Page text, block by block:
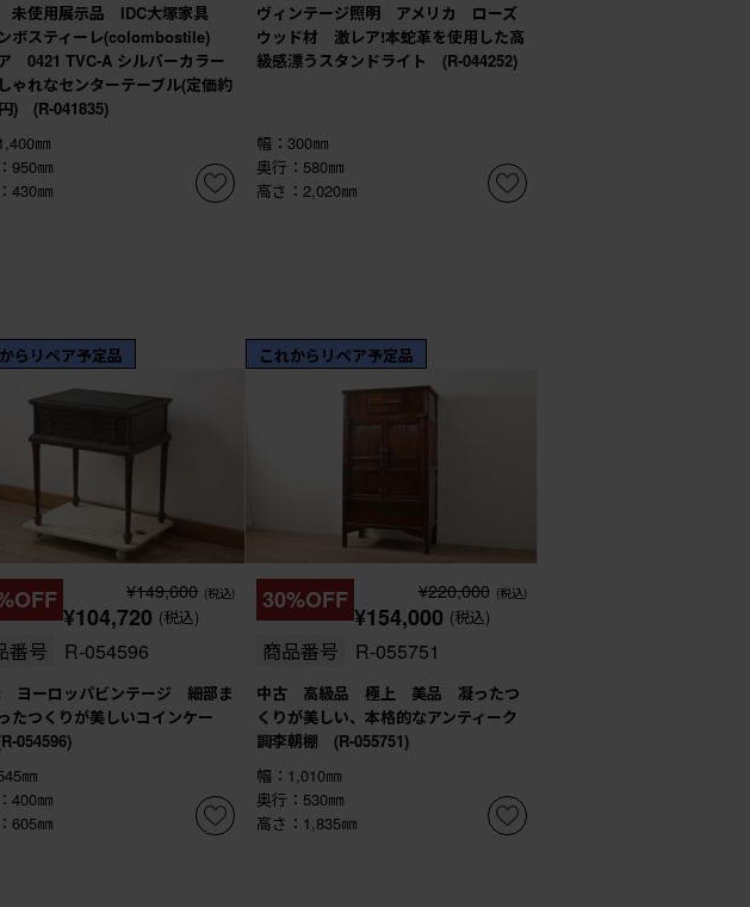
未使用展示品 IDC大塚家具
ボスティーレ(colombostile)
0421 TVC-A シルバーカラー
ゃれなセンターテーブル(定価約
) (R-041835)
㎜
950㎜
430㎜
ヴィンテージ照明 アメリカ ローズ
ウッド材 激レア!本蛇革を使用した高
級感漂うスタンドライト (R-044252)
幅：300㎜
奥行：580㎜
高さ：2,020㎜
らリペア予定品
¥149,600 (税込)
¥104,720 (税込)
番号 R-054596
ヨーロッパビンテージ 細部ま
たつくりが美しいコインケー
054596)
㎜
400㎜
605㎜
これからリペア予定品
30%OFF ¥220,000 (税込)
¥154,000 (税込)
商品番号 R-055751
中古 高級品 極上 美品 凝ったつ
くりが美しい、本格的なアンティーク
調李朝棚 (R-055751)
幅：1,010㎜
奥行：530㎜
高さ：1,835㎜